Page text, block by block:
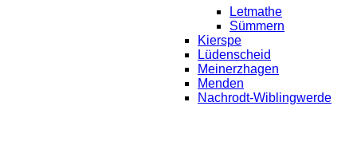
Letmathe
Sümmern
Kierspe
Lüdenscheid
Meinerzhagen
Menden
Nachrodt-Wiblingwerde